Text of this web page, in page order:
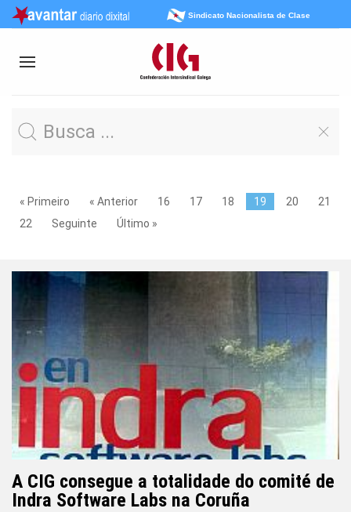
Sindicato Nacionalista de Clase
« Primeiro « Anterior 16 17 18 19 20
21
22
Seguinte Último »
A CIG consegue a totalidade do comité de
Indra Software Labs na Coruña